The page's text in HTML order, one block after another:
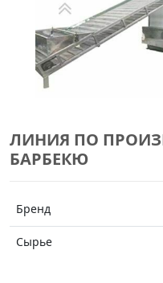
ЛИНИЯ ПО
БАРБЕКЮ
Бренд
Сырье